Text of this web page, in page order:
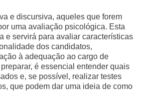
e discursiva, aqueles que forem
uma avaliação psicológica. Esta
e servirá para avaliar características
dos candidatos,
à adequação ao cargo de
é essencial entender quais
e, se possível, realizar testes
que podem dar uma ideia de como